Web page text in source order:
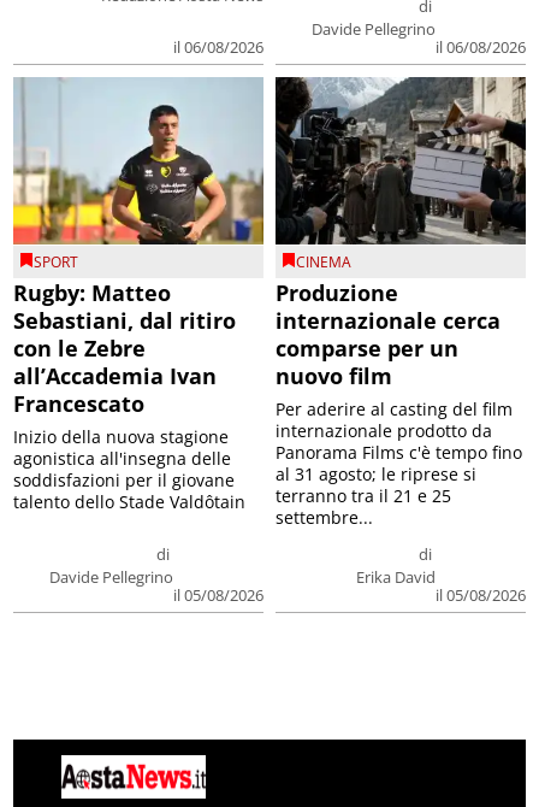
il 06/08/2026
di
Davide Pellegrino
il 06/08/2026
SPORT
Rugby: Matteo
Sebastiani, dal ritiro
con le Zebre
all’Accademia Ivan
Francescato
di
Davide Pellegrino
il 05/08/2026
Inizio della nuova stagione
agonistica all'insegna delle
soddisfazioni per il giovane
talento dello Stade Valdôtain
CINEMA
Produzione
internazionale cerca
comparse per un
nuovo film
di
Erika David
il 05/08/2026
Per aderire al casting del film
internazionale prodotto da
Panorama Films c'è tempo fino
al 31 agosto; le riprese si
terranno tra il 21 e 25
settembre...